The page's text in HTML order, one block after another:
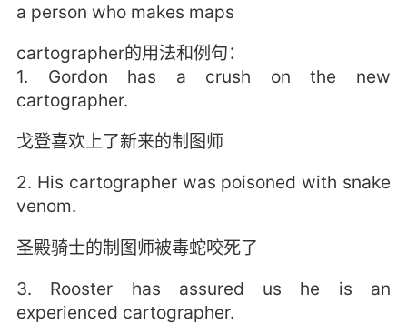
a person who makes maps
cartographer的用法和例句：
1. Gordon has a crush on the new
cartographer.
戈登喜欢上了新来的制图师
2. His cartographer was poisoned with snake
venom.
圣殿骑士的制图师被毒蛇咬死了
3. Rooster has assured us he is an
experienced cartographer.